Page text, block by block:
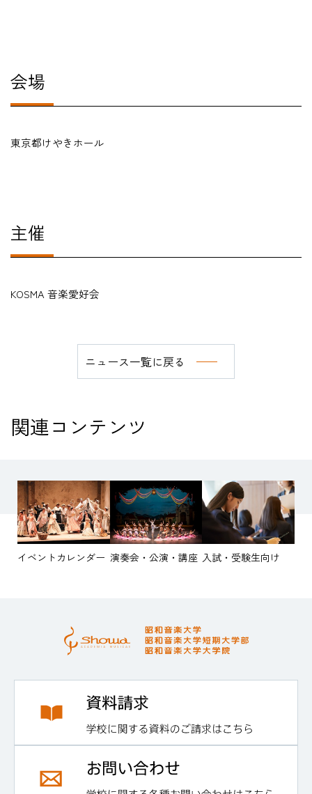
会場
東京都けやきホール
主催
KOSMA 音楽愛好会
ニュース一覧に戻る
関連コンテンツ
イベントカレンダー 演奏会・公演・講座 入試・受験生向け